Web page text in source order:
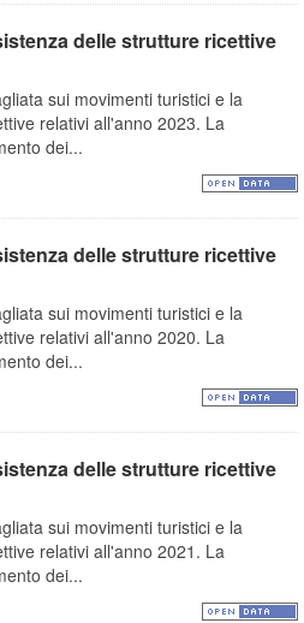
delle strutture ricettive
sui movimenti turistici e la
relativi all'anno 2023. La
dei...
delle strutture ricettive
sui movimenti turistici e la
relativi all'anno 2020. La
dei...
delle strutture ricettive
sui movimenti turistici e la
relativi all'anno 2021. La
dei...